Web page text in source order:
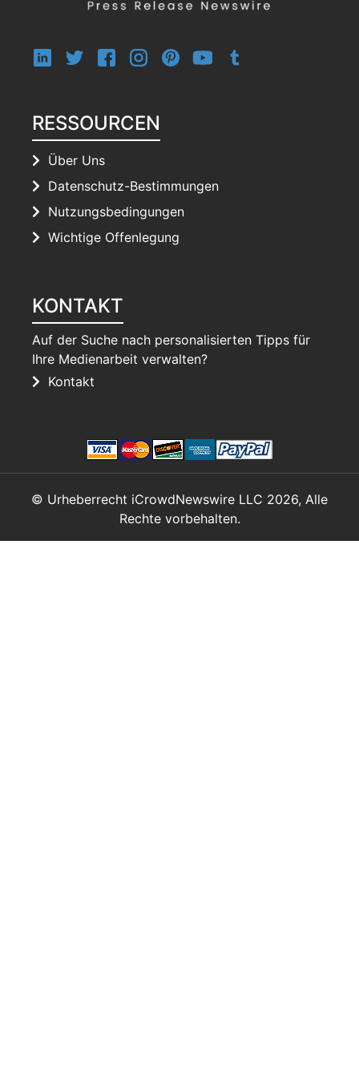
RESSOURCEN
Über Uns
Datenschutz-Bestimmungen
Nutzungsbedingungen
Wichtige Offenlegung
KONTAKT
Auf der Suche nach personalisierten Tipps für
Ihre Medienarbeit verwalten?
Kontakt
© Urheberrecht iCrowdNewswire LLC 2026, Alle
Rechte vorbehalten.